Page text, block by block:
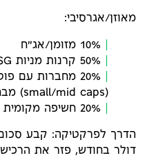
מאוזן/אגרסיבי:
10% מזומן/אג"ח
50% קרנות מניות Large Cap ESG
20% מחברות עם
(small/mid caps) מבחינת אימפקט
20% חשיפה מקומית להשפעה חברתית/סביבתית
דולר בחודש, פזר את